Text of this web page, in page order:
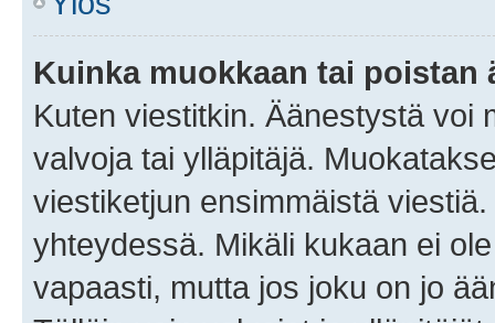
Kuinka muokkaan tai poistan
Kuten viestitkin. Äänestystä voi
valvoja tai ylläpitäjä.
viestiketjun ensimmäistä
yhteydessä. Mikäli kukaan ei
vapaasti, mutta jos joku on jo